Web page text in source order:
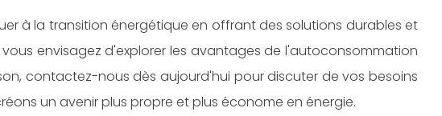
à la transition énergétique en offrant des solutions durables et
envisagez d'explorer les avantages de l'autoconsommation
contactez-nous dès aujourd'hui pour discuter de vos besoins
un avenir plus propre et plus économe en énergie.